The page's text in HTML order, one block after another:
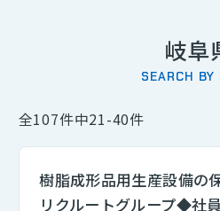
岐阜
SEARCH BY
全107件中21-40件
樹脂成形品用生産設備
リクルートグループ◆社
組込み・制御エンジニア
選択中
中国 (302)
四国 (19)